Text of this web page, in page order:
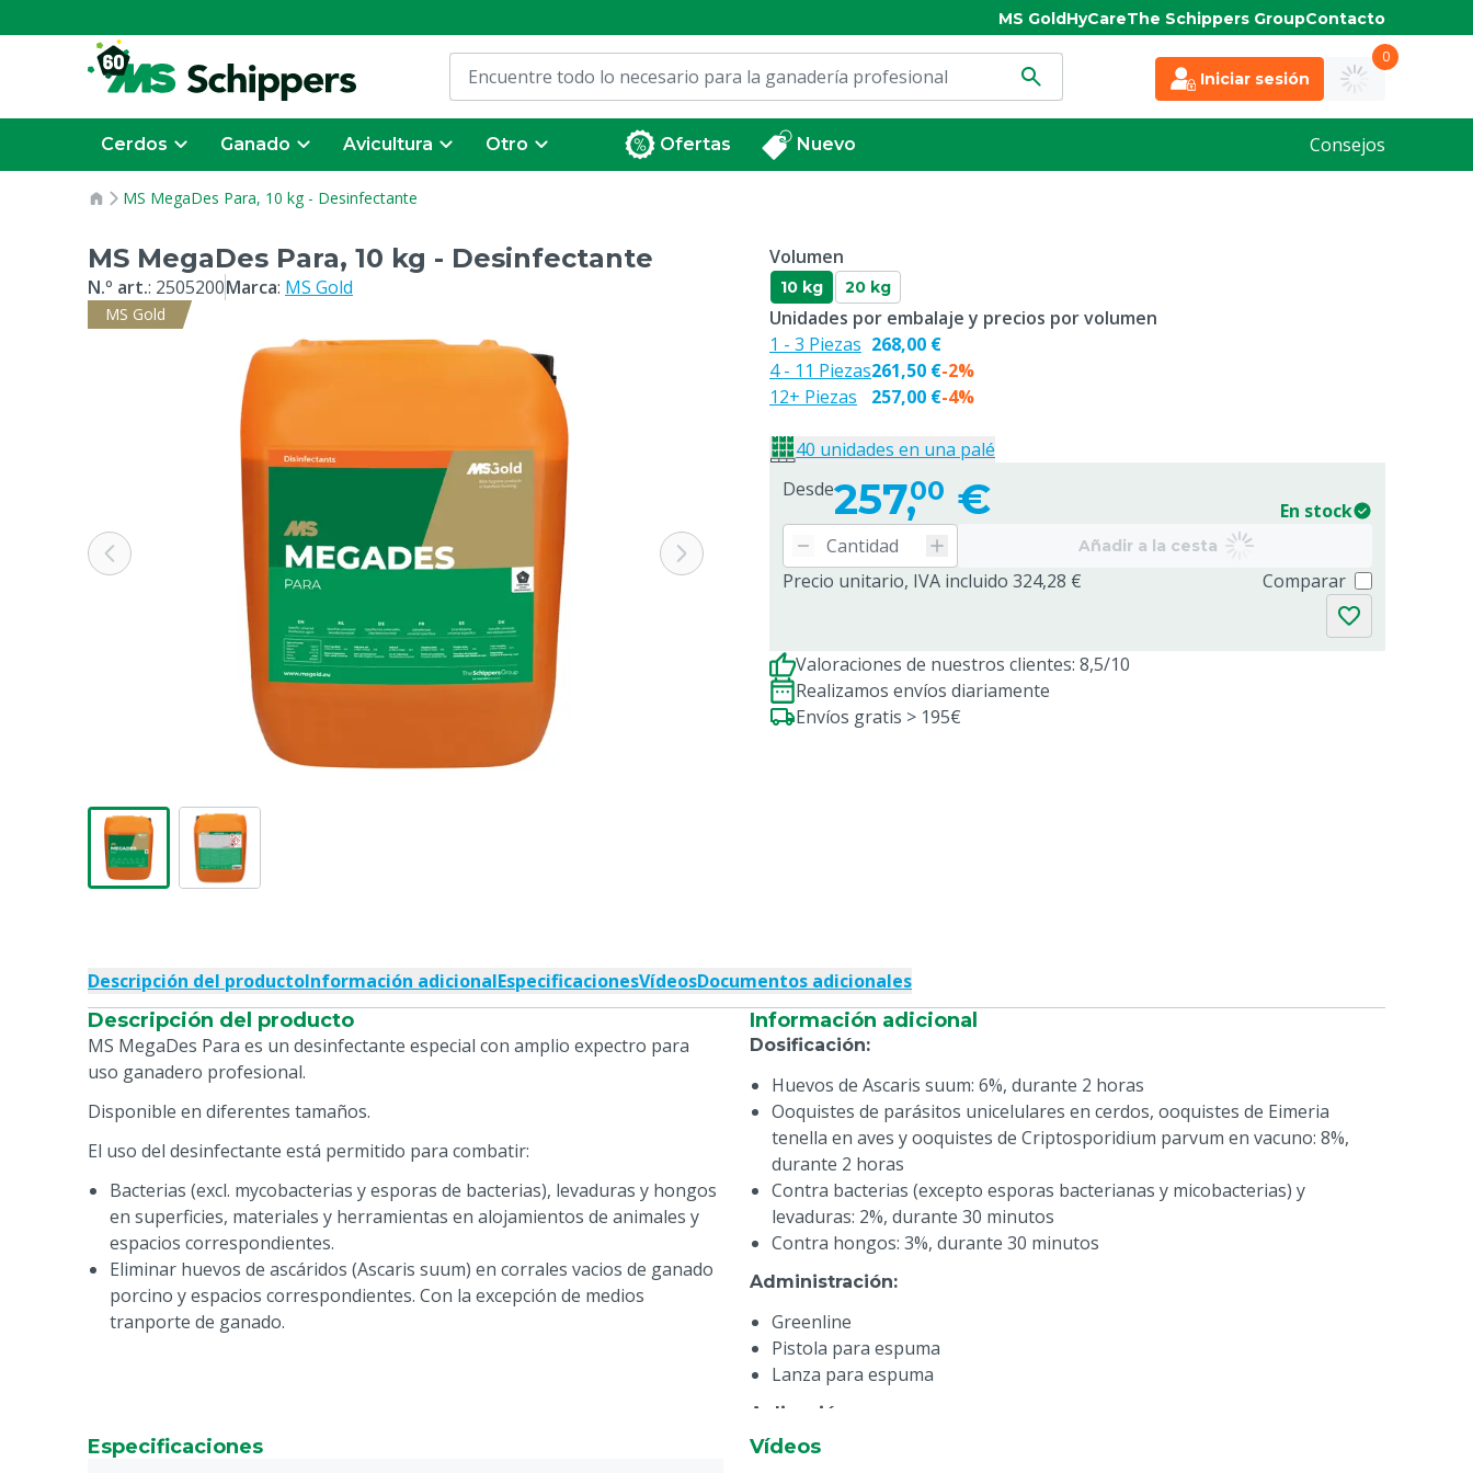
MS GoldHyCareThe Schippers GroupContacto
Iniciar sesión
0
Cerdos Ganado Avicultura Otro Ofertas Nuevo Consejos
MS MegaDes Para, 10 kg - Desinfectante
MS MegaDes Para, 10 kg - Desinfectante
N.º art.: 2505200Marca: MS Gold
MS Gold
Volumen
10 kg 20 kg
Desde257,00 € En stock
Añadir a la cesta
Precio unitario, IVA incluido 324,28 € Comparar
Unidades por embalaje y precios por volumen
1 - 3 Piezas
4 - 11 Piezas
12+ Piezas
268,00 €
261,50 €
257,00 €
-2%
-4%
40 unidades en una palé
Valoraciones de nuestros clientes: 8,5/10
Realizamos envíos diariamente
Envíos gratis > 195€
Descripción del productoInformación adicionalEspecificacionesVídeosDocumentos adicionales
Descripción del producto
MS MegaDes Para es un desinfectante especial con amplio expectro para
uso ganadero profesional.
Disponible en diferentes tamaños.
El uso del desinfectante está permitido para combatir:
Bacterias (excl. mycobacterias y esporas de bacterias), levaduras y hongos
en superficies, materiales y herramientas en alojamientos de animales y
espacios correspondientes.
Eliminar huevos de ascáridos (Ascaris suum) en corrales vacios de ganado
porcino y espacios correspondientes. Con la excepción de medios
tranporte de ganado.
Información adicional
Dosificación:
Huevos de Ascaris suum: 6%, durante 2 horas
Ooquistes de parásitos unicelulares en cerdos, ooquistes de Eimeria
tenella en aves y ooquistes de Criptosporidium parvum en vacuno: 8%,
durante 2 horas
Contra bacterias (excepto esporas bacterianas y micobacterias) y
levaduras: 2%, durante 30 minutos
Contra hongos: 3%, durante 30 minutos
Administración:
Greenline
Pistola para espuma
Lanza para espuma
Aplicación
Seguir el procedimiento habitual de limpieza de superficies y materiales
Especificaciones
Vídeos